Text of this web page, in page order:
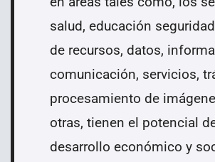
salud, educación
de recursos, datos,
comunicación, servicios,
procesamiento de
otras, tienen el potencial
desarrollo económico y